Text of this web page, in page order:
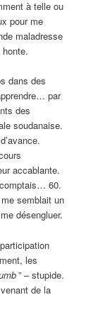
à telle ou
pour me
maladresse
dans des
par
des
soudanaise.
accablante.
60.
semblait un
désengluer.
les
” – stupide.
de la